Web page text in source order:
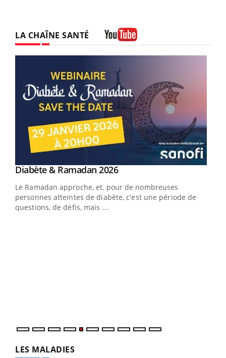
LA CHAÎNE SANTÉ
Youtube
Diabète & Ramadan 2026Youtube
Le Ramadan approche, et, pour de nombreuses
personnes atteintes de diabète, c'est une période de
questions, de défis, mais ...
LES MALADIES